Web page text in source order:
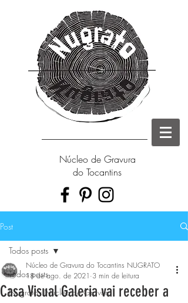
Núcleo de Gravura
do Tocantins
Post
Todos posts
Nugrato - Núcleo de Gravura
Todos posts
Casa Visual Galeria vai receber a
Núcleo de Gravura do Tocantins NUGRATO
18 de ago. de 2021 3 min de leitura